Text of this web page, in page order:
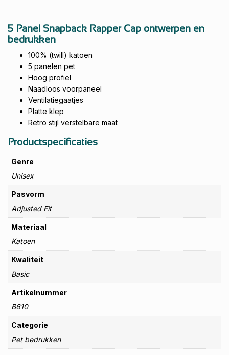
5 Panel Snapback Rapper Cap ontwerpen en
bedrukken
100% (twill) katoen
5 panelen pet
Hoog profiel
Naadloos voorpaneel
Ventilatiegaatjes
Platte klep
Retro stijl verstelbare maat
Productspecificaties
Genre
Unisex
Pasvorm
Adjusted Fit
Materiaal
Katoen
Kwaliteit
Basic
Artikelnummer
B610
Categorie
Pet bedrukken